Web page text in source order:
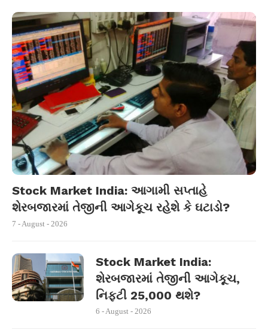
Stock Market India: આગામી સપ્તાહે
શેરબજારમાં તેજીની આગેકૂચ રહેશે કે ઘટાડો?
7 - August - 2026
Stock Market India:
શેરબજારમાં તેજીની આગેકૂચ,
નિફ્ટી 25,000 થશે?
6 - August - 2026